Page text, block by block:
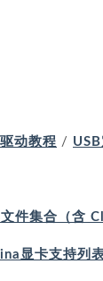
动教程 /
件集合（含
显卡支持列